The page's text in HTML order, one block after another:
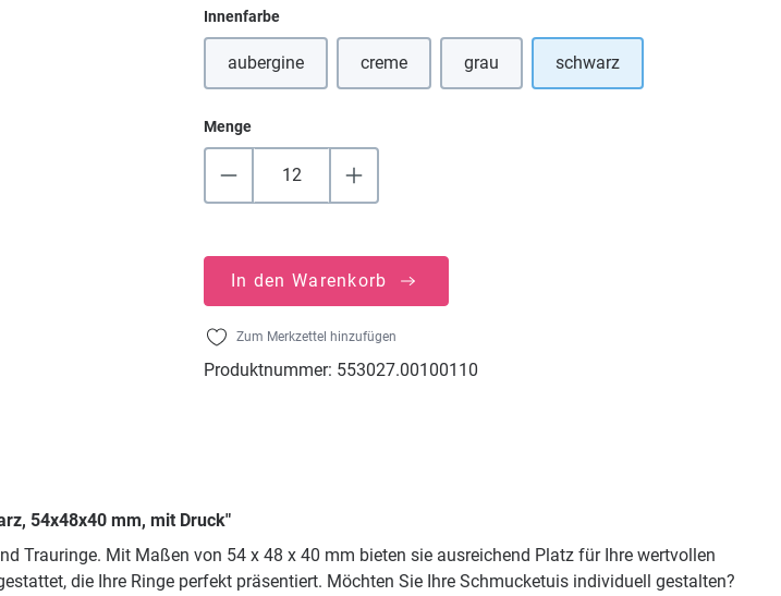
Innenfarbeauswählen
aubergine(Diese Option ist zurzeit nicht verfügbar.)
creme(Diese Option ist zurzeit nicht verfügbar.)
grau(Diese Option ist zurzeit nicht verfügbar.)
schwarz
Menge
In den Warenkorb
Zum Merkzettel hinzufügen
Produktnummer: 553027.00100110
54x48x40 mm, mit Druck"
Trauringe. Mit Maßen von 54 x 48 x 40 mm bieten sie ausreichend Platz für Ihre wertvollen
die Ihre Ringe perfekt präsentiert. Möchten Sie Ihre Schmucketuis individuell gestalten?